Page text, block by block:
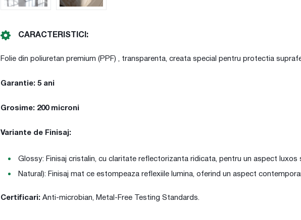
CARACTERISTICI:
Folie din poliuretan premium (PPF) , transparenta, creata special pentru protectia
Garantie: 5 ani
Grosime: 200 microni
Variante de Finisaj:
Glossy: Finisaj cristalin, cu claritate reflectorizanta ridicata, pentru un aspect luxos
Natural): Finisaj mat ce estompeaza reflexiile lumina, oferind un aspect
Certificari: Anti-microbian, Metal-Free Testing Standards.